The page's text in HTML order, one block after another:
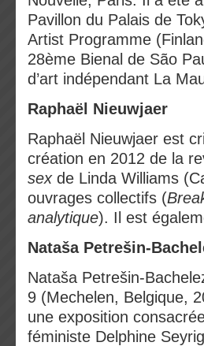
Pavillon du Palais de
Artist Programme
28ème Bienal de São
d’art indépendant La
Raphaël Nieuwjaer
Raphaël Nieuwjaer est
création en 2012 de la
sexde Linda Williams
ouvrages collectifs (
analytique). Il est
Nataša Petrešin-
Nataša Petrešin-
9 (Mechelen, Belgique,
une exposition
féministe Delphine